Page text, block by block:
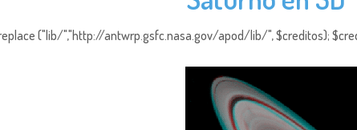
("lib/","http://antwrp.gsfc.nasa.gov/apod/lib/", $creditos);